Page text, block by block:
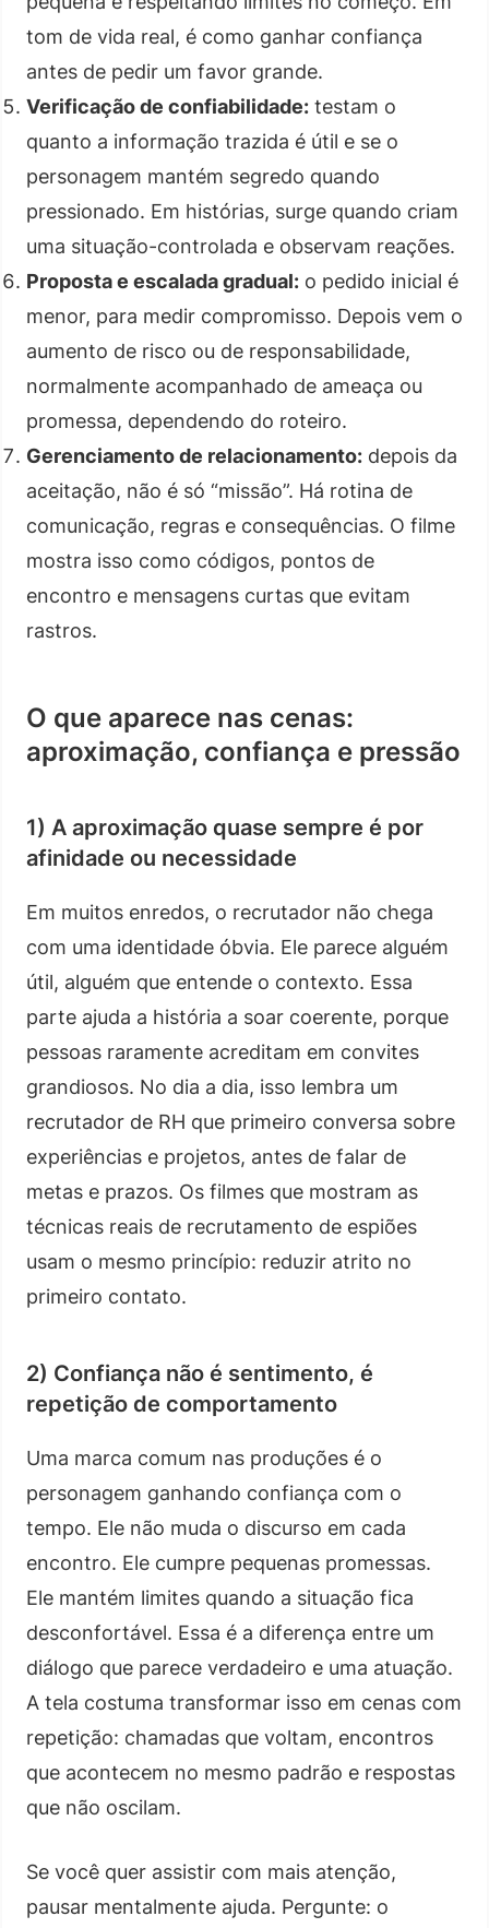
tom de vida real, é como ganhar confiança
antes de pedir um favor grande.
Verificação de confiabilidade: testam o
quanto a informação trazida é útil e se o
personagem mantém segredo quando
pressionado. Em histórias, surge quando criam
uma situação-controlada e observam reações.
Proposta e escalada gradual: o pedido inicial é
menor, para medir compromisso. Depois vem o
aumento de risco ou de responsabilidade,
normalmente acompanhado de ameaça ou
promessa, dependendo do roteiro.
Gerenciamento de relacionamento: depois da
aceitação, não é só “missão”. Há rotina de
comunicação, regras e consequências. O filme
mostra isso como códigos, pontos de
encontro e mensagens curtas que evitam
rastros.
O que aparece nas cenas:
aproximação, confiança e pressão
1) A aproximação quase sempre é por
afinidade ou necessidade
Em muitos enredos, o recrutador não chega
com uma identidade óbvia. Ele parece alguém
útil, alguém que entende o contexto. Essa
parte ajuda a história a soar coerente, porque
pessoas raramente acreditam em convites
grandiosos. No dia a dia, isso lembra um
recrutador de RH que primeiro conversa sobre
experiências e projetos, antes de falar de
metas e prazos. Os filmes que mostram as
técnicas reais de recrutamento de espiões
usam o mesmo princípio: reduzir atrito no
primeiro contato.
2) Confiança não é sentimento, é
repetição de comportamento
Uma marca comum nas produções é o
personagem ganhando confiança com o
tempo. Ele não muda o discurso em cada
encontro. Ele cumpre pequenas promessas.
Ele mantém limites quando a situação fica
desconfortável. Essa é a diferença entre um
diálogo que parece verdadeiro e uma atuação.
A tela costuma transformar isso em cenas com
repetição: chamadas que voltam, encontros
que acontecem no mesmo padrão e respostas
que não oscilam.
Se você quer assistir com mais atenção,
pausar mentalmente ajuda. Pergunte: o